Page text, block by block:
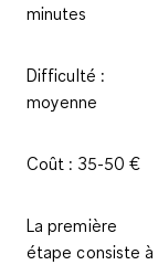
minutes
Difficulté :
moyenne
Coût : 35-50 €
La première
étape consiste à